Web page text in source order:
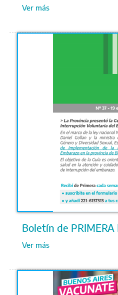
Ver más
Boletín de PRIMERA
Ver más